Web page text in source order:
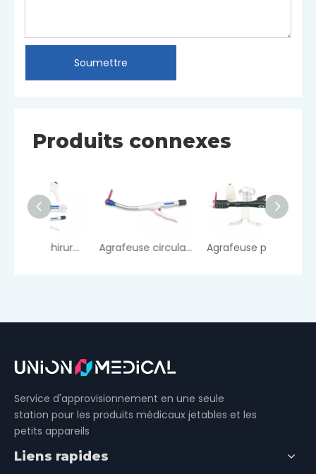
Soumettre
Produits connexes
Agrafeuse circulaire Agrafeuse pour hémorroïdes
Service d'approvisionnement en une seule
station pour les produits médicaux jetables et les
petits appareils
Liens rapides